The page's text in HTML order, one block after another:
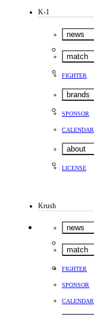
K-1
news
match
FIGHTER
brands
SPONSOR
CALENDAR
about
LICENSE
Krush
news
match
FIGHTER
SPONSOR
CALENDAR